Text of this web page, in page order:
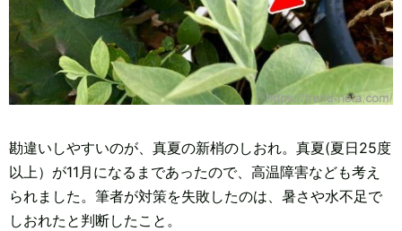
勘違いしやすいのが、真夏の新梢のしおれ。真夏(夏日25度
以上）が11月になるまであったので、高温障害なども考え
られました。筆者が対策を失敗したのは、暑さや水不足で
しおれたと判断したこと。